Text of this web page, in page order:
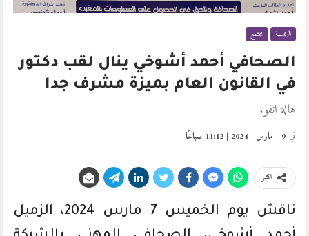
الرئيسية مجتمع
الصحافي أحمد أشوخي ينال لقب دكتور
في القانون العام بميزة مشرف جدا
هالة انفو.
في 9 - مارس - 2024 | 11:12 صباحًا
انشر
ناقش يوم الخميس 7 مارس 2024، الزميل